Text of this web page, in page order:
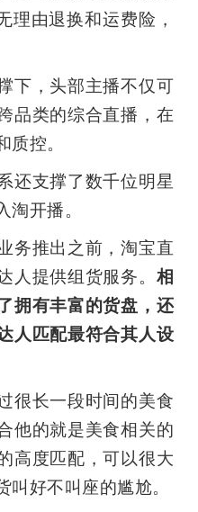
理由退换和运费险，
下，头部主播不仅可
品类的综合直播，在
控。
还支撑了数千位明星
开播。
务推出之前，淘宝直
人提供组货服务。 相
拥有丰富的货盘，还
人匹配最符合其人设
很长一段时间的美食
他的就是美食相关的
高度匹配，可以很大
好不叫座的尴尬。